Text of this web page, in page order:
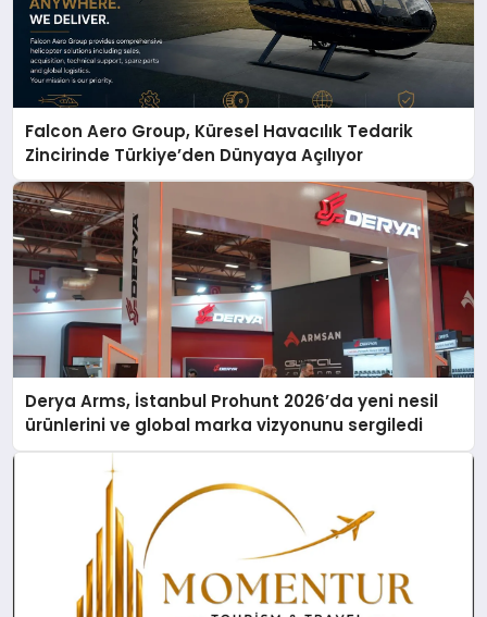
Falcon Aero Group, Küresel Havacılık Tedarik
Zincirinde Türkiye’den Dünyaya Açılıyor
Derya Arms, İstanbul Prohunt 2026’da yeni nesil
ürünlerini ve global marka vizyonunu sergiledi